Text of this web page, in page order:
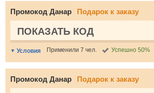
Промокод Данар Подарок к заказу
ПОКАЗАТЬ КОД
Условия Применили 7 чел. Успешно 50%
Промокод Данар Подарок к заказу